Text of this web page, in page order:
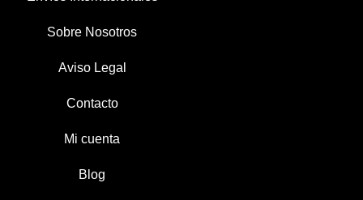
Sobre Nosotros
Aviso Legal
Contacto
Mi cuenta
Blog